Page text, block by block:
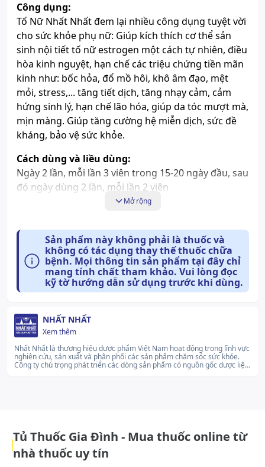
Công dụng:
Tố Nữ Nhất Nhất đem lại nhiều công dụng tuyệt vời
cho sức khỏe phụ nữ: Giúp kích thích cơ thể sản
sinh nội tiết tố nữ estrogen một cách tự nhiên, điều
hòa kinh nguyệt, hạn chế các triệu chứng tiền mãn
kinh như: bốc hỏa, đổ mồ hôi, khô âm đạo, mệt
mỏi, stress,... tăng tiết dịch, tăng nhạy cảm, cảm
hứng sinh lý, hạn chế lão hóa, giúp da tóc mượt mà,
mịn màng. Giúp tăng cường hệ miễn dịch, sức đề
kháng, bảo vệ sức khỏe.
Cách dùng và liều dùng:
Ngày 2 lần, mỗi lần 3 viên trong 15-20 ngày đầu, sau
đó ngày dùng 2 lần, mỗi lần 2 viên
Những lưu ý khi sử dụng:
Tố Nữ Nhất Nhất đem lại nhiều công dụng tuyệt
vời cho sức khỏe phụ nữ: Giúp kích thích cơ thể
nhiên, điều hòa kinh nguyệt, hạn chế các triệu
chứng tiền mãn kinh như: bốc hỏa, đổ mồ hôi,
khô âm đạo, mệt mỏi, stress,... tăng tiết dịch,
tăng nhạy cảm, cảm hứng sinh lý, hạn chế lão
hóa, giúp da tóc mượt mà, mịn màng. Giúp tăng
Cách bảo quản:
Bảo quản nơi khô ráo, thoáng mát, tránh ánh sáng,
nhiệt độ dưới 30 độ C. Để xa tầm tay trẻ em.
Mở rộng
Sản phẩm này không phải là thuốc và
không có tác dụng thay thế thuốc chữa
bệnh. Mọi thông tin sản phẩm tại đây chỉ
mang tính chất tham khảo. Vui lòng đọc
kỹ tờ hướng dẫn sử dụng trước khi dùng.
NHẤT NHẤT
Xem thêm
Nhất Nhất là thương hiệu dược phẩm Việt Nam hoạt động trong lĩnh vực
nghiên cứu, sản xuất và phân phối các sản phẩm chăm sóc sức khỏe.
Công ty chú trọng phát triển các dòng sản phẩm có nguồn gốc dược liệu
Tủ Thuốc Gia Đình - Mua thuốc online từ
nhà thuốc uy tín